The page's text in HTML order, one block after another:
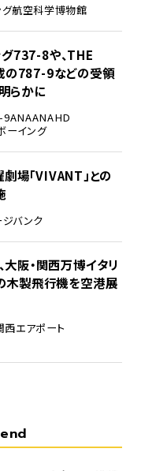
航空科学博物館
グ737-8や、THE
の787-9などの受領
らかに
9ANAANAHD
ーイング
場「VIVANT」との
バンク
阪・関西万博イタリ
木製飛行機を空港展
西エアポート